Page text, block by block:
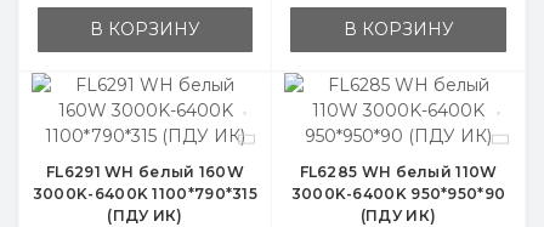
В КОРЗИНУ В КОРЗИНУ
FL6291 WH белый 160W
3000K-6400K 1100*790*315
(ПДУ ИК)
FL6285 WH белый 110W
3000K-6400K 950*950*90
(ПДУ ИК)